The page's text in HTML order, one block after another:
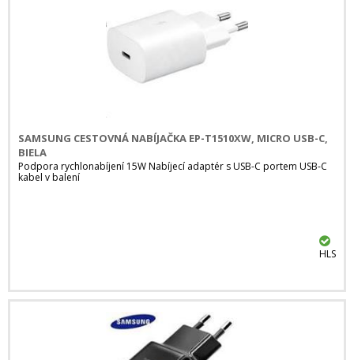
SAMSUNG CESTOVNÁ NABÍJAČKA EP-T1510XW, MICRO USB-C,
BIELA
Podpora rychlonabíjení 15W Nabíjecí adaptér s USB-C portem USB-C
kabel v balení
HLS